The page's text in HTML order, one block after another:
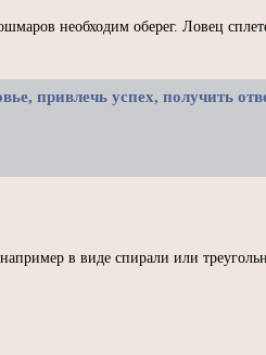
необходим оберег. Ловец
привлечь успех, получить
в виде спирали или